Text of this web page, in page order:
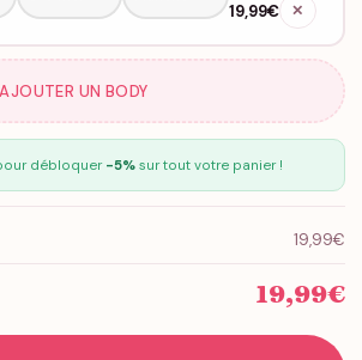
19,99€ ✕
UN BODY
débloquer -5%sur tout votre panier !
19,99€
19,99€